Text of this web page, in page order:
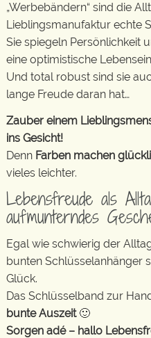
„Werbebändern“ sind die
Lieblingsmanufaktur echte
Sie spiegeln Persönlichkeit
eine optimistische
Und total robust sind sie
lange Freude daran hat…
Zauber einem
ins Gesicht!
Denn Farben machen
vieles leichter.
Lebensfreude als
aufmunterndes
Egal wie schwierig der
bunten Schlüsselanhänger
Glück.
Das Schlüsselband zur
bunte Auszeit🙂
Sorgen adé – hallo